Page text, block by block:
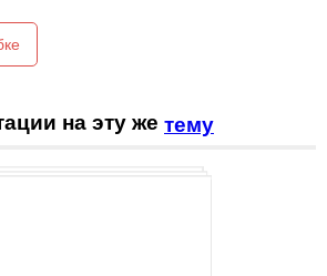
на эту же тему